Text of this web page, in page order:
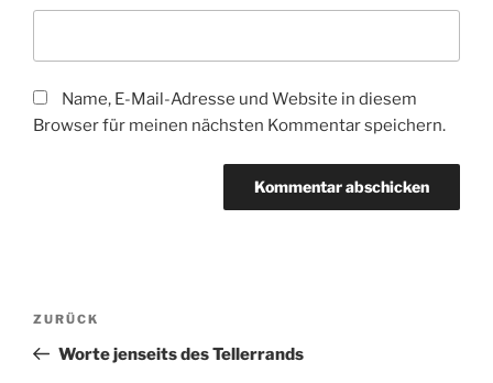
Name, E-Mail-Adresse und Website in diesem
Browser für meinen nächsten Kommentar speichern.
Beitragsnavigation
Vorheriger
Beitrag
ZURÜCK
Worte jenseits des Tellerrands